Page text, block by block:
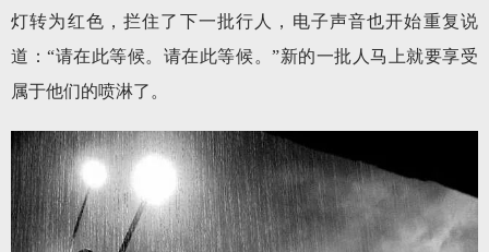
灯转为红色，拦住了下一批行人，电子声音也开始重复说
道：“请在此等候。请在此等候。”新的一批人马上就要享受
属于他们的喷淋了。